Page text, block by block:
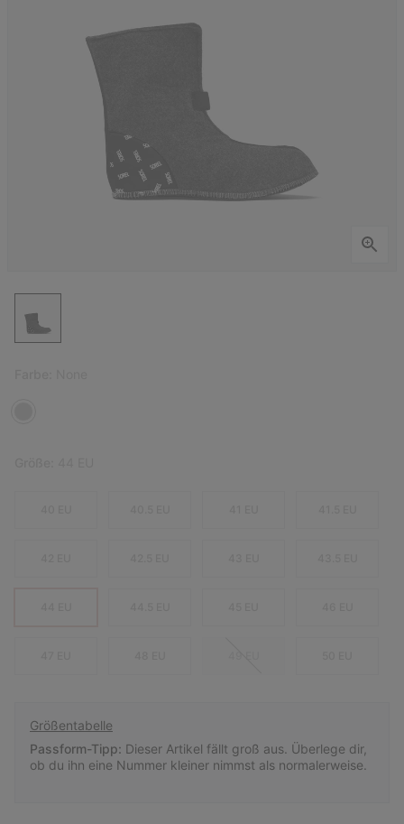
Größentabelle
Passform-Tipp: Dieser Artikel fällt groß aus. Überlege dir,
ob du ihn eine Nummer kleiner nimmst als normalerweise.